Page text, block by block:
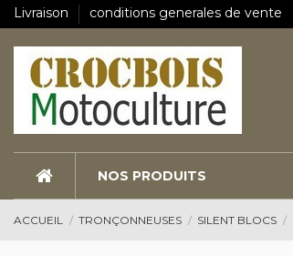
Livraison conditions generales de vente
NOS PRODUITS
ACCUEIL TRONÇONNEUSES SILENT BLOCS